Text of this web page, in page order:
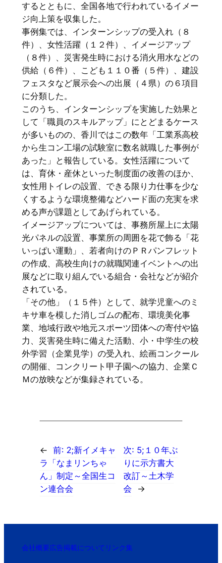
するとともに、全国各地で行われているイメー
ジ向上策を収集した。
事例集では、インターンシップの受入れ（８
件）、女性活躍（１２件）、イメージアップ
（８件）、災害発生時における消火用水などの
供給（６件）、こども１１０番（５件）、建設
フェスタなど展示会への出展（４県）の６項目
に分類した。
このうち、インターンシップを実施した効果と
して「職員のスキルアップ」にとどまるケース
が多いものの、香川ではこの数年「工業系高校
から生コン工場の試験室に数名就職した事例が
あった」と報告している。女性活躍について
は、育休・産休といった制度面の改善のほか、
女性用トイレの設置、できる限り力仕事を少な
くするような環境整備などハード面の充実を求
める声が課題としてあげられている。
イメージアップについては、事務所屋上に太陽
光パネルの設置、事業所の周囲を花で飾る「花
いっぱい運動」、若者向けのＰＲパンフレット
の作成、高校生向けの就職関連イベントへの出
展などに取り組んでいる組合・会社などが紹介
されている。
「その他」（１５件）として、就学児童へのミ
キサ車を模した消しゴムの配布、環境美化事
業、地域行政や地元スポーツ団体への寄付や協
力、災害発生時に備えた活動、小・中学生の校
外学習（企業見学）の受入れ、絵画コンクール
の開催、コンクリート甲子園への協力、企業Ｃ
Ｍの放映などが集録されている。
← 前: 2;新イメキャ
ラ「なまリンちゃ
ん」制定～全国生コ
ン連合会
次: 5;１０年ぶ
りに示方書大
改訂～土木学
会
→
会社概要広告掲載について リンク集